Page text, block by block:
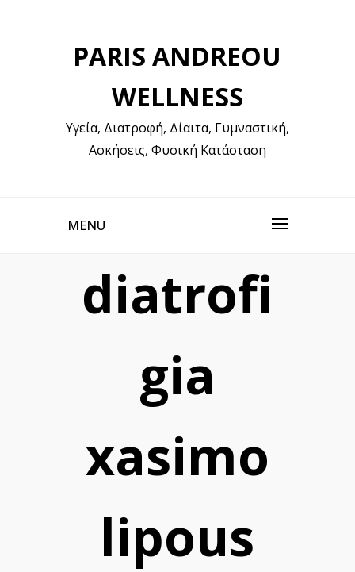
PARIS ANDREOU
WELLNESS
Υγεία, Διατροφή, Δίαιτα, Γυμναστική,
Ασκήσεις, Φυσική Κατάσταση
MENU
diatrofi
gia
xasimo
lipous